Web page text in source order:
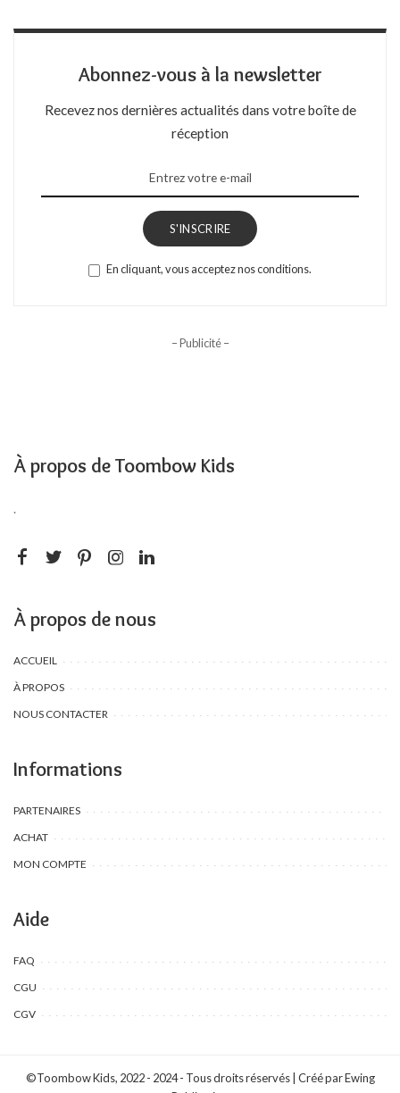
Abonnez-vous à la newsletter
Recevez nos dernières actualités dans votre boîte de
réception
S'INSCRIRE
En cliquant, vous acceptez nos conditions.
– Publicité –
À propos de Toombow Kids
.
À propos de nous
ACCUEIL
À PROPOS
NOUS CONTACTER
Informations
PARTENAIRES
ACHAT
MON COMPTE
Aide
FAQ
CGU
CGV
©Toombow Kids, 2022 - 2024 - Tous droits réservés | Créé par Ewing